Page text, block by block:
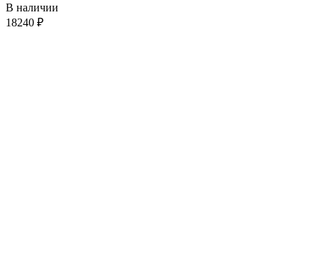
В наличии
18240 ₽